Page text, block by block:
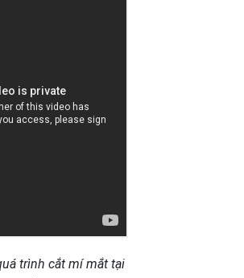
trình cắt mí mắt tại